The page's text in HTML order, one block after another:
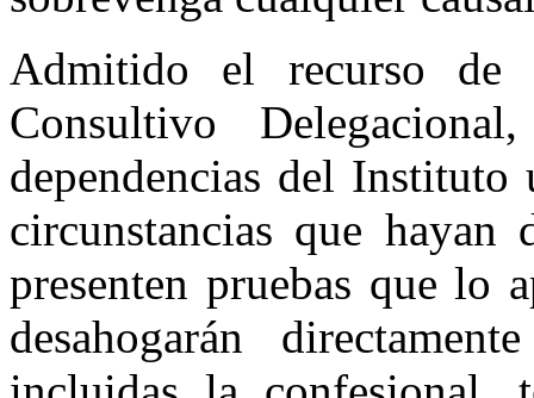
Admitido el recurso de
Consultivo
dependencias del
circunstancias que
presenten pruebas que lo
desahogarán